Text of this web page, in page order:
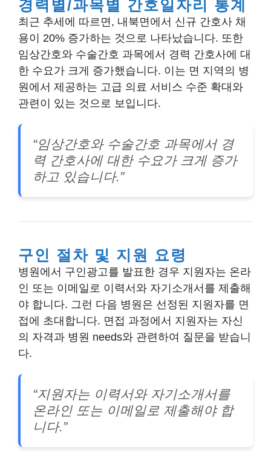
경력별/과목별 간호일자리 통계
최근 추세에 따르면, 내북면에서 신규 간호사 채
용이 20% 증가하는 것으로 나타났습니다. 또한
임상간호와 수술간호 과목에서 경력 간호사에 대
한 수요가 크게 증가했습니다. 이는 면 지역의 병
원에서 제공하는 고급 의료 서비스 수준 확대와
관련이 있는 것으로 보입니다.
“임상간호와 수술간호 과목에서 경
력 간호사에 대한 수요가 크게 증가
하고 있습니다.”
구인 절차 및 지원 요령
병원에서 구인광고를 발표한 경우 지원자는 온라
인 또는 이메일로 이력서와 자기소개서를 제출해
야 합니다. 그런 다음 병원은 선정된 지원자를 면
접에 초대합니다. 면접 과정에서 지원자는 자신
의 자격과 병원 needs와 관련하여 질문을 받습니
다.
“지원자는 이력서와 자기소개서를
온라인 또는 이메일로 제출해야 합
니다.”